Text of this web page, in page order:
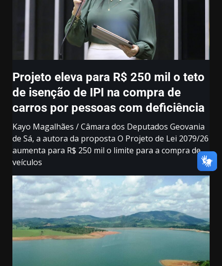
Projeto eleva para R$ 250 mil o teto
de isenção de IPI na compra de
carros por pessoas com deficiência
Kayo Magalhães / Câmara dos Deputados Geovania
de Sá, a autora da proposta O Projeto de Lei 2079/26
aumenta para R$ 250 mil o limite para a compra de
veículos